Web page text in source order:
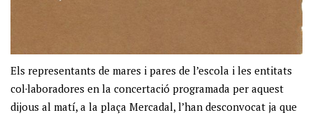
Els representants de mares i pares de l’escola i les entitats
col·laboradores en la concertació programada per aquest
dijous al matí, a la plaça Mercadal, l’han desconvocat ja que